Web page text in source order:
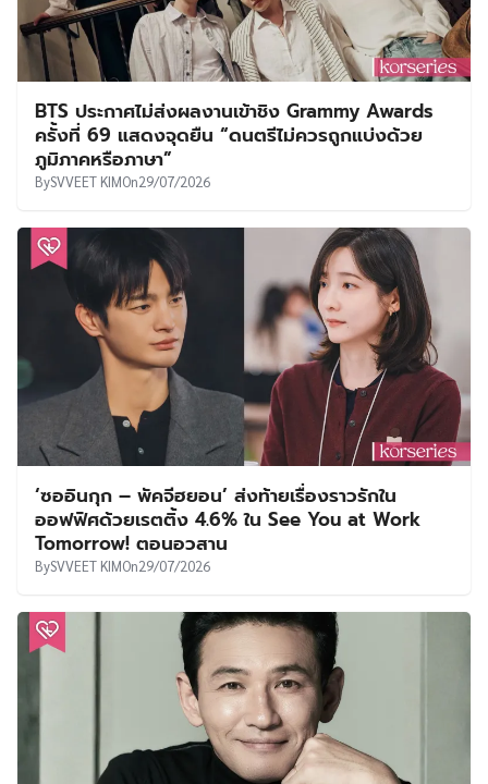
BTS ประกาศไม่ส่งผลงานเข้าชิง Grammy Awards
ครั้งที่ 69 แสดงจุดยืน “ดนตรีไม่ควรถูกแบ่งด้วย
ภูมิภาคหรือภาษา”
BySVVEET KIMOn29/07/2026
‘ซออินกุก – พัคจีฮยอน’ ส่งท้ายเรื่องราวรักใน
ออฟฟิศด้วยเรตติ้ง 4.6% ใน See You at Work
Tomorrow! ตอนอวสาน
BySVVEET KIMOn29/07/2026